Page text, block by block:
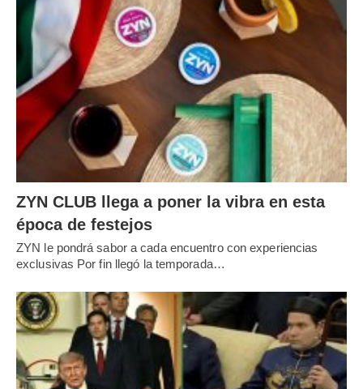
ZYN CLUB llega a poner la vibra en esta
época de festejos
ZYN le pondrá sabor a cada encuentro con experiencias
exclusivas Por fin llegó la temporada…